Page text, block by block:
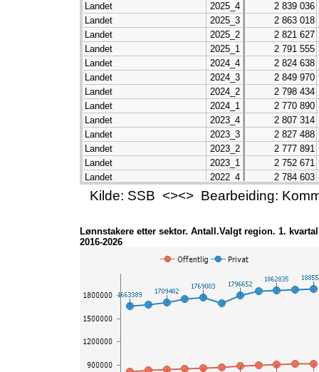
Landet
2025_4
2 839 036
Landet
2025_3
2 863 018
Landet
2025_2
2 821 627
Landet
2025_1
2 791 555
Landet
2024_4
2 824 638
Landet
2024_3
2 849 970
Landet
2024_2
2 798 434
Landet
2024_1
2 770 890
Landet
2023_4
2 807 314
Landet
2023_3
2 827 488
Landet
2023_2
2 777 891
Landet
2023_1
2 752 671
Landet
2022_4
2 784 603
Landet
2022_3
2 798 389
Landet
2021_4
2 713 138
Landet
2021_2
2 569 740
Landet
2020_4
2 625 343
2020_3
Landet
Landet
2019_3
2 697 452
Kilde: SSB <><> Bearbeiding:
Lønnstakere etter sektor. Antall.Valgt region. 1.
2016-2026